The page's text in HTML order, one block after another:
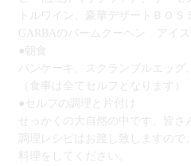
トルワイン、豪華デザートＢＯ
GARBAのバームクーヘン アイス
●朝食
パンケーキ、スクランブルエッグ
（食事は全てセルフとなります）
●セルフの調理と片付け
せっかくの大自然の中です、皆さ
調理レシピはお渡し致しますので
料理をしてください。